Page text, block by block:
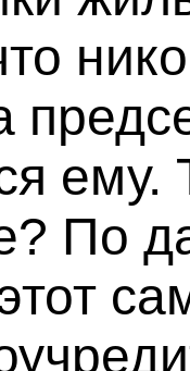
ему.
По